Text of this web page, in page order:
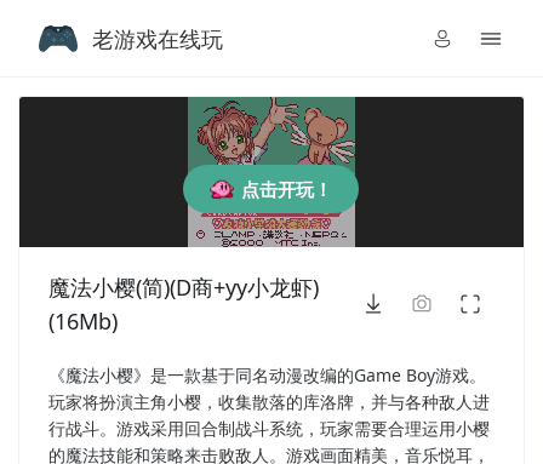
点击开玩！
魔法小樱(简)(D商+yy小龙虾)
(16Mb)
《魔法小樱》是一款基于同名动漫改编的Game Boy游戏。
玩家将扮演主角小樱，收集散落的库洛牌，并与各种敌人进
行战斗。游戏采用回合制战斗系统，玩家需要合理运用小樱
的魔法技能和策略来击败敌人。游戏画面精美，音乐悦耳，
老游戏在线玩